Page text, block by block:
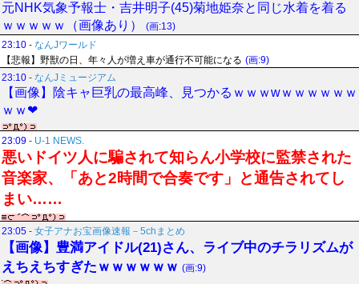
元NHK気象予報士・吉井明子(45)菊地姫奈と同じ水着を着る
ｗｗｗｗｗ（画像あり）
(画:13)
23:10 - なんJワールド
【悲報】野獣の日、年々人が増え車が通行不可能になる (画:9)
23:10 - なんJミュージアム
【画像】陰キャ巨乳の最高峰、見つかるｗｗｗwｗｗｗｗｗｗ
ｗｗ❤
23:09 - U-1 NEWS.
悪いドイツ人に騙されて知らん小学校に監禁された
音楽家、「あと2時間で合奏です」と通告されてし
まい……
23:05 - 女子アナお宝画像速報－5chまとめ
【画像】豊満アイドル(21)さん、ライブ中のチラリズムが
えちえちすぎたｗｗｗｗｗｗ (画:9)